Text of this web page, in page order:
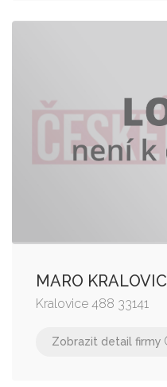
MARO
Kralovice 488 33141
Zobrazit detail firmy